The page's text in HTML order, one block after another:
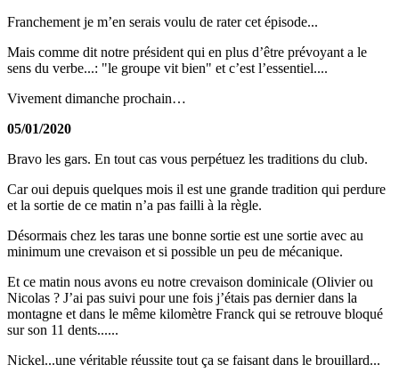
Franchement je m’en serais voulu de rater cet épisode...
Mais comme dit notre président qui en plus d’être prévoyant a le
sens du verbe...: "le groupe vit bien" et c’est l’essentiel....
Vivement dimanche prochain…
05/01/2020
Bravo les gars. En tout cas vous perpétuez les traditions du club.
Car oui depuis quelques mois il est une grande tradition qui perdure
et la sortie de ce matin n’a pas failli à la règle.
Désormais chez les taras une bonne sortie est une sortie avec au
minimum une crevaison et si possible un peu de mécanique.
Et ce matin nous avons eu notre crevaison dominicale (Olivier ou
Nicolas ? J’ai pas suivi pour une fois j’étais pas dernier dans la
montagne et dans le même kilomètre Franck qui se retrouve bloqué
sur son 11 dents......
Nickel...une véritable réussite tout ça se faisant dans le brouillard...